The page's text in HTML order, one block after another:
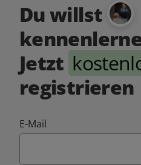
Du willst
Jetzt
registrieren
E-Mail